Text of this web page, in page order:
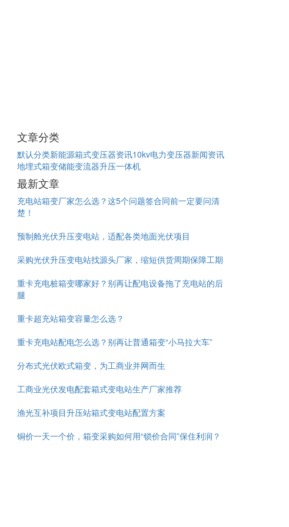
文章分类
默认分类新能源箱式变压器资讯10kv电力变压器新闻资讯
地埋式箱变储能变流器升压一体机
最新文章
充电站箱变厂家怎么选？这5个问题签合同前一定要问清
楚！
预制舱光伏升压变电站，适配各类地面光伏项目
采购光伏升压变电站找源头厂家，缩短供货周期保障工期
重卡充电桩箱变哪家好？别再让配电设备拖了充电站的后
腿
重卡超充站箱变容量怎么选？
重卡充电站配电怎么选？别再让普通箱变“小马拉大车”
分布式光伏欧式箱变，为工商业并网而生
工商业光伏发电配套箱式变电站生产厂家推荐
渔光互补项目升压站箱式变电站配置方案
铜价一天一个价，箱变采购如何用“锁价合同”保住利润？